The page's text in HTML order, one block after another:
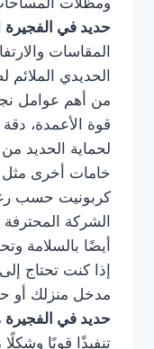
حديد في الفجيرة
المقاسات
الحديدي الملائم
من أهم عوامل
قوة الأعمدة،
لحماية الحديد
خامات أخرى مثل
كربونيت حسب
الشركة
أيضًا بالسلامة
إذا كنت تحتاج
مدخل منزلك أو
حديد في الفجيرة
تنفيذًا قويًا